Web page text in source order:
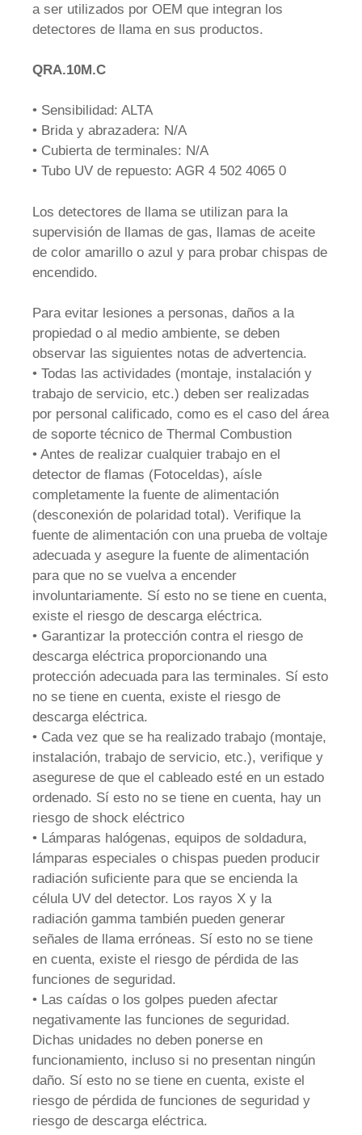
a ser utilizados por OEM que integran los
detectores de llama en sus productos.
QRA.10M.C
• Sensibilidad: ALTA
• Brida y abrazadera: N/A
• Cubierta de terminales: N/A
• Tubo UV de repuesto: AGR 4 502 4065 0
Los detectores de llama se utilizan para la
supervisión de llamas de gas, llamas de aceite
de color amarillo o azul y para probar chispas de
encendido.
Para evitar lesiones a personas, daños a la
propiedad o al medio ambiente, se deben
observar las siguientes notas de advertencia.
• Todas las actividades (montaje, instalación y
trabajo de servicio, etc.) deben ser realizadas
por personal calificado, como es el caso del área
de soporte técnico de Thermal Combustion
• Antes de realizar cualquier trabajo en el
detector de flamas (Fotoceldas), aísle
completamente la fuente de alimentación
(desconexión de polaridad total). Verifique la
fuente de alimentación con una prueba de voltaje
adecuada y asegure la fuente de alimentación
para que no se vuelva a encender
involuntariamente. Sí esto no se tiene en cuenta,
existe el riesgo de descarga eléctrica.
• Garantizar la protección contra el riesgo de
descarga eléctrica proporcionando una
protección adecuada para las terminales. Sí esto
no se tiene en cuenta, existe el riesgo de
descarga eléctrica.
• Cada vez que se ha realizado trabajo (montaje,
instalación, trabajo de servicio, etc.), verifique y
asegurese de que el cableado esté en un estado
ordenado. Sí esto no se tiene en cuenta, hay un
riesgo de shock eléctrico
• Lámparas halógenas, equipos de soldadura,
lámparas especiales o chispas pueden producir
radiación suficiente para que se encienda la
célula UV del detector. Los rayos X y la
radiación gamma también pueden generar
señales de llama erróneas. Sí esto no se tiene
en cuenta, existe el riesgo de pérdida de las
funciones de seguridad.
• Las caídas o los golpes pueden afectar
negativamente las funciones de seguridad.
Dichas unidades no deben ponerse en
funcionamiento, incluso si no presentan ningún
daño. Sí esto no se tiene en cuenta, existe el
riesgo de pérdida de funciones de seguridad y
riesgo de descarga eléctrica.